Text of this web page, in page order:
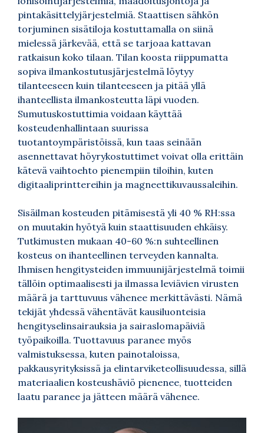
pintakäsittelyjärjestelmiä. Staattisen sähkön
torjuminen sisätiloja kostuttamalla on siinä
mielessä järkevää, että se tarjoaa kattavan
ratkaisun koko tilaan. Tilan koosta riippumatta
sopiva ilmankostutusjärjestelmä löytyy
tilanteeseen kuin tilanteeseen ja pitää yllä
ihanteellista ilmankosteutta läpi vuoden.
Sumutuskostuttimia voidaan käyttää
kosteudenhallintaan suurissa
tuotantoympäristöissä, kun taas seinään
asennettavat höyrykostuttimet voivat olla erittäin
kätevä vaihtoehto pienempiin tiloihin, kuten
digitaaliprinttereihin ja magneettikuvaussaleihin.
Sisäilman kosteuden pitämisestä yli 40 % RH:ssa
on muutakin hyötyä kuin staattisuuden ehkäisy.
Tutkimusten mukaan 40-60 %:n suhteellinen
kosteus on ihanteellinen terveyden kannalta.
Ihmisen hengitysteiden immuunijärjestelmä toimii
tällöin optimaalisesti ja ilmassa leviävien virusten
määrä ja tarttuvuus vähenee merkittävästi. Nämä
tekijät yhdessä vähentävät kausiluonteisia
hengityselinsairauksia ja sairaslomapäiviä
työpaikoilla. Tuottavuus paranee myös
valmistuksessa, kuten painotaloissa,
pakkausyrityksissä ja elintarviketeollisuudessa, sillä
materiaalien kosteushäviö pienenee, tuotteiden
laatu paranee ja jätteen määrä vähenee.